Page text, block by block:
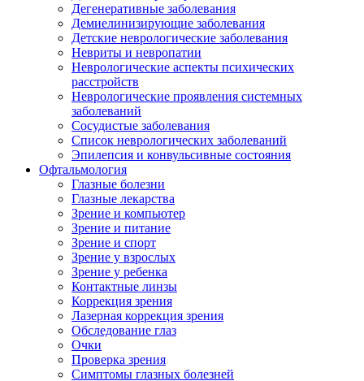
Дегенеративные заболевания
Демиелинизирующие заболевания
Детские неврологические заболевания
Невриты и невропатии
Неврологические аспекты психических
расстройств
Неврологические проявления системных
заболеваний
Сосудистые заболевания
Список неврологических заболеваний
Эпилепсия и конвульсивные состояния
Офтальмология
Глазные болезни
Глазные лекарства
Зрение и компьютер
Зрение и питание
Зрение и спорт
Зрение у взрослых
Зрение у ребенка
Контактные линзы
Коррекция зрения
Лазерная коррекция зрения
Обследование глаз
Очки
Проверка зрения
Симптомы глазных болезней